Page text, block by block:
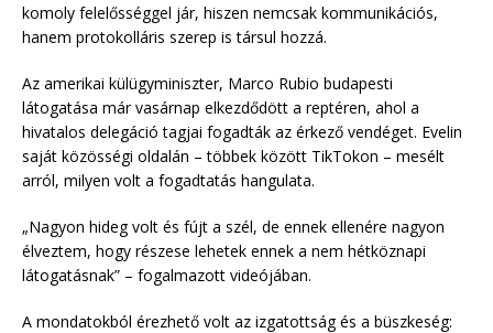
komoly felelősséggel jár, hiszen nemcsak kommunikációs,
hanem protokolláris szerep is társul hozzá.
Az amerikai külügyminiszter, Marco Rubio budapesti
látogatása már vasárnap elkezdődött a reptéren, ahol a
hivatalos delegáció tagjai fogadták az érkező vendéget. Evelin
saját közösségi oldalán – többek között TikTokon – mesélt
arról, milyen volt a fogadtatás hangulata.
„Nagyon hideg volt és fújt a szél, de ennek ellenére nagyon
élveztem, hogy részese lehetek ennek a nem hétköznapi
látogatásnak” – fogalmazott videójában.
A mondatokból érezhető volt az izgatottság és a büszkeség: